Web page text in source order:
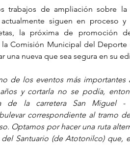
trabajos de ampliación sobre la
siguen en proceso
la próxima de promoción
Comisión Municipal del Deporte
una nueva que sea segura en su
de los eventos más importantes
y cortarla no se podía,
de la carretera San Miguel -
correspondiente al tramo
Optamos por hacer una ruta
Santuario (de Atotonilco) que,